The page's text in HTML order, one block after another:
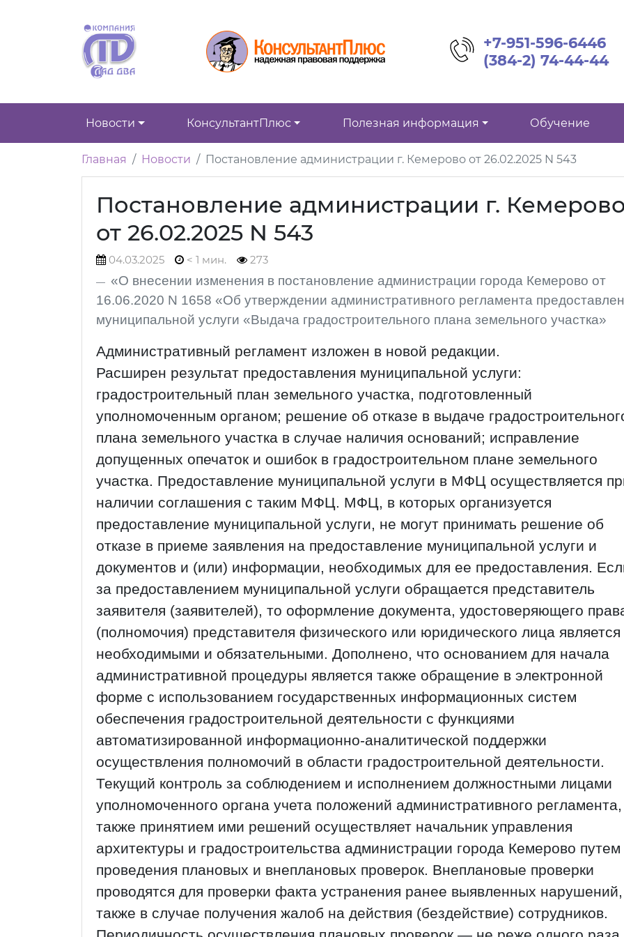
+7-951-596-6446
(384-2) 74-44-44
Новости КонсультантПлюс Полезная информация Обучение
Главная Новости Постановление администрации г. Кемерово от 26.02.2025 N 543
Постановление администрации г. Кемерово
от 26.02.2025 N 543
04.03.2025 < 1 мин. 273
«О внесении изменения в постановление администрации города Кемерово от
16.06.2020 N 1658 «Об утверждении административного регламента
муниципальной услуги «Выдача градостроительного плана земельного участка»
Административный регламент изложен в новой редакции.
Расширен результат предоставления муниципальной услуги:
градостроительный план земельного участка, подготовленный
уполномоченным органом; решение об отказе в выдаче
плана земельного участка в случае наличия оснований; исправление
допущенных опечаток и ошибок в градостроительном плане земельного
участка. Предоставление муниципальной услуги в МФЦ осуществляется
наличии соглашения с таким МФЦ. МФЦ, в которых организуется
предоставление муниципальной услуги, не могут принимать решение об
отказе в приеме заявления на предоставление муниципальной услуги и
документов и (или) информации, необходимых для ее предоставления.
за предоставлением муниципальной услуги обращается представитель
заявителя (заявителей), то оформление документа, удостоверяющего
(полномочия) представителя физического или юридического лица является
необходимыми и обязательными. Дополнено, что основанием для начала
административной процедуры является также обращение в электронной
форме с использованием государственных информационных систем
обеспечения градостроительной деятельности с функциями
автоматизированной информационно-аналитической поддержки
осуществления полномочий в области градостроительной деятельности.
Текущий контроль за соблюдением и исполнением должностными лицами
уполномоченного органа учета положений административного
также принятием ими решений осуществляет начальник управления
архитектуры и градостроительства администрации города Кемерово путем
проведения плановых и внеплановых проверок. Внеплановые проверки
проводятся для проверки факта устранения ранее выявленных
также в случае получения жалоб на действия (бездействие) сотрудников.